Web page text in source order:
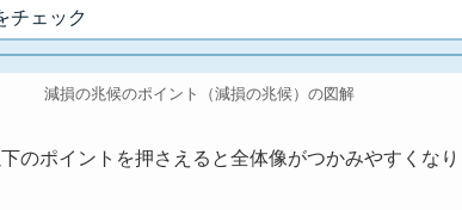
チェック
減損の兆候のポイント（減損の兆候）の図解
のポイントを押さえると全体像がつかみやすくなり